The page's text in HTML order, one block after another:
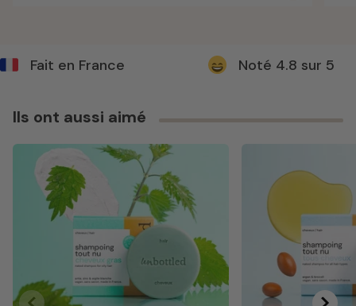
Fait en France Noté 4.8
Ils ont aussi aimé